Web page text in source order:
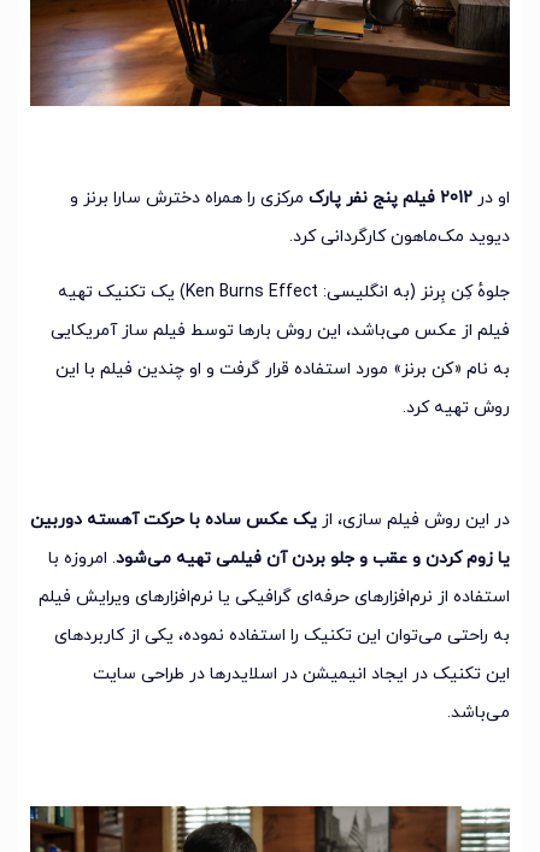
او در 2012 فیلم پنج نفر پارک
مرکزی را همراه دخترش سارا برنز و
دیوید مک‌ماهون کارگردانی کرد.
جلوهٔ کِن بِرنز (به انگلیسی: Ken Burns Effect) یک تکنیک تهیه
فیلم از عکس می‌باشد، این روش بارها توسط فیلم ساز آمریکایی
به نام «کن برنز» مورد استفاده قرار گرفت و او چندین فیلم با این
روش تهیه کرد.
در این روش فیلم سازی، از یک عکس ساده با حرکت آهسته دوربین
یا زوم کردن و عقب و جلو بردن آن فیلمی تهیه می‌شود. امروزه با
استفاده از نرم‌افزارهای حرفه‌ای گرافیکی یا نرم‌افزارهای ویرایش فیلم
به راحتی می‌توان این تکنیک را استفاده نموده، یکی از کاربردهای
این تکنیک در ایجاد انیمیشن در اسلایدرها در طراحی سایت
می‌باشد.